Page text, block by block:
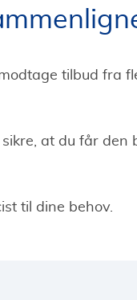
tilbud fra
at du får
til dine behov.